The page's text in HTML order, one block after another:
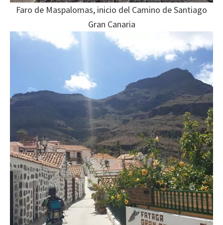
Faro de Maspalomas, inicio del Camino de Santiago
Gran Canaria